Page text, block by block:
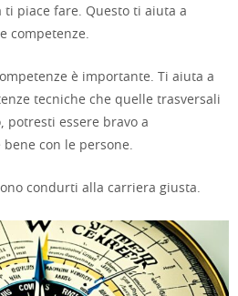
ti piace fare. Questo ti aiuta a
competenze.
è importante. Ti aiuta a
tecniche che quelle trasversali
potresti essere bravo a
con le persone.
condurti alla carriera giusta.